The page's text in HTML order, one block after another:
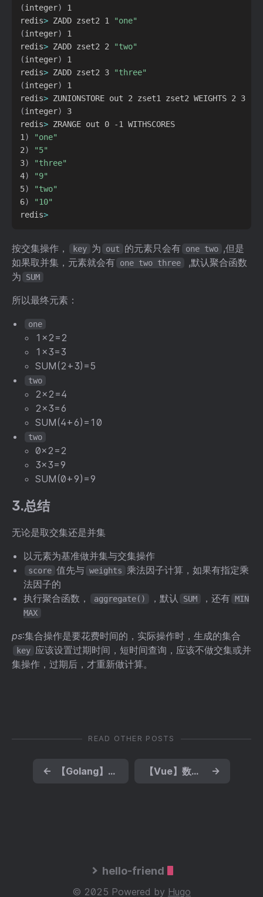
(integer)
1
redis> ZADD zset2 1
"one"
(integer)
1
redis> ZADD zset2 2
"two"
(integer)
1
redis> ZADD zset2 3
"three"
(integer)
1
redis>
(integer)
3
redis> ZRANGE out 0 -1 WITHSCORES
1 )
"one"
2)
"5"
3)
"three"
4)
"9"
5)
"two"
6)
"10"
redis>
按交集操作， key 为 out 的元素只会有 one two ,但是
如果取并集，元素就会有 one two three
,默认聚合函数
为
SUM
所以最终元素：
one
1x2=2
1x3=3
SUM(2+3)=5
two
2x2=4
2x3=6
SUM(4+6)=10
two
0x2=2
3x3=9
SUM(0+9)=9
3.总结
无论是取交集还是并集
以元素为基准做并集与交集操作
score 值先与 weights 乘法因子计算，如果有指定乘
法因子的
执行聚合函数，
aggregate() ，默认 SUM ，还有 MIN
MAX
ps:集合操作是要花费时间的，实际操作时，生成的集合
key 应该设置过期时间，短时间查询，应该不做交集或并
集操作，过期后，才重新做计算。
READ OTHER POSTS
← 【Golang】跟着源码学技巧系列（一）对象池sync.Pool 【Vue】数据通信——我们从组件通信说起 →
hello-friend
© 2025 Powered by Hugo